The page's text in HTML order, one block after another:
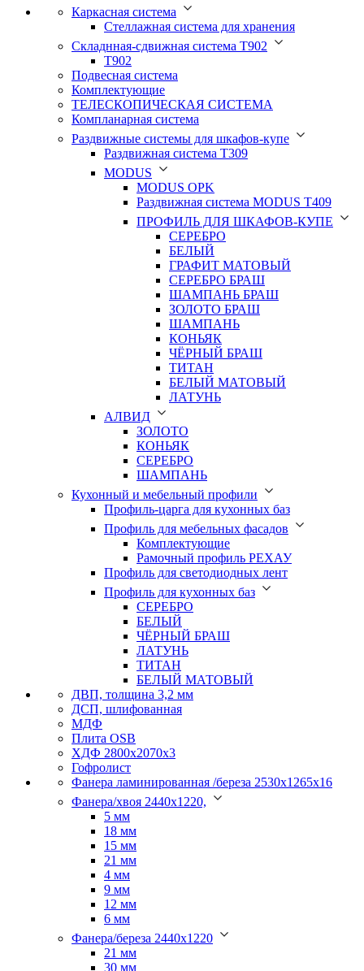
Каркасная система
Стеллажная система для хранения
Складнная-сдвижная система Т902
T902
Подвесная система
Комплектующие
ТЕЛЕСКОПИЧЕСКАЯ СИСТЕМА
Компланарная система
Раздвижные системы для шкафов-купе
Раздвижная система Т309
MODUS
MODUS OPK
Раздвижная система MODUS T409
ПРОФИЛЬ ДЛЯ ШКАФОВ-КУПЕ
СЕРЕБРО
БЕЛЫЙ
ГРАФИТ МАТОВЫЙ
СЕРЕБРО БРАШ
ШАМПАНЬ БРАШ
ЗОЛОТО БРАШ
ШАМПАНЬ
КОНЬЯК
ЧЁРНЫЙ БРАШ
ТИТАН
БЕЛЫЙ МАТОВЫЙ
ЛАТУНЬ
АЛВИД
ЗОЛОТО
КОНЬЯК
СЕРЕБРО
ШАМПАНЬ
Кухонный и мебельный профили
Профиль-царга для кухонных баз
Профиль для мебельных фасадов
Комплектующие
Рамочный профиль РЕХАУ
Профиль для светодиодных лент
Профиль для кухонных баз
СЕРЕБРО
БЕЛЫЙ
ЧЁРНЫЙ БРАШ
ЛАТУНЬ
ТИТАН
БЕЛЫЙ МАТОВЫЙ
ДВП, толщина 3,2 мм
ДСП, шлифованная
МДФ
Плита OSB
ХДФ 2800х2070х3
Гофролист
Фанера ламинированная /береза 2530х1265х16
Фанера/хвоя 2440х1220,
5 мм
18 мм
15 мм
21 мм
4 мм
9 мм
12 мм
6 мм
Фанера/береза 2440х1220
21 мм
30 мм